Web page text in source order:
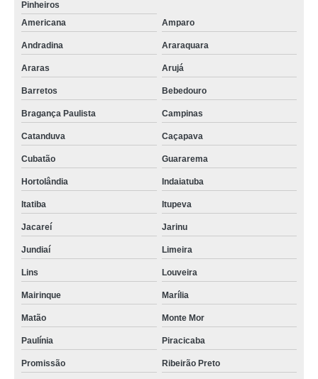
empresa especializada em serviço de paisagismo residencial Itapecerica da
Serra
onde faz serviço de paisagismo vertical Doutor Ulysses
empresa especializada em serviço de paisagismo em prédios residenciais
Pinheiros
Americana
Amparo
Andradina Araraquara
Araras Arujá
Barretos Bebedouro
Bragança Paulista Campinas
Catanduva Caçapava
Cubatão Guararema
Hortolândia Indaiatuba
Itatiba Itupeva
Jacareí Jarinu
Jundiaí Limeira
Lins Louveira
Mairinque Marília
Matão Monte Mor
Paulínia Piracicaba
Promissão Ribeirão Preto